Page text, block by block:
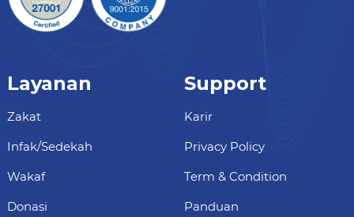
Layanan
Zakat
Infak/Sedekah
Wakaf
Donasi
Support
Karir
Privacy Policy
Term & Condition
Panduan